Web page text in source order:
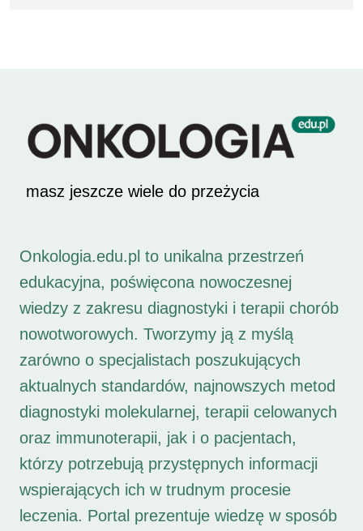
masz jeszcze wiele do przeżycia
Onkologia.edu.pl to unikalna przestrzeń
edukacyjna, poświęcona nowoczesnej
wiedzy z zakresu diagnostyki i terapii chorób
nowotworowych. Tworzymy ją z myślą
zarówno o specjalistach poszukujących
aktualnych standardów, najnowszych metod
diagnostyki molekularnej, terapii celowanych
oraz immunoterapii, jak i o pacjentach,
którzy potrzebują przystępnych informacji
wspierających ich w trudnym procesie
leczenia. Portal prezentuje wiedzę w sposób